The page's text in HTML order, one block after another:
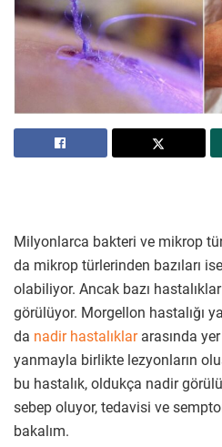
Milyonlarca bakteri ve mikrop
da mikrop türlerinden bazıları
olabiliyor. Ancak bazı
görülüyor. Morgellon hastalığı
da nadir hastalıklar arasında
yanmayla birlikte lezyonların
bu hastalık, oldukça nadir
sebep oluyor, tedavisi ve
bakalım.